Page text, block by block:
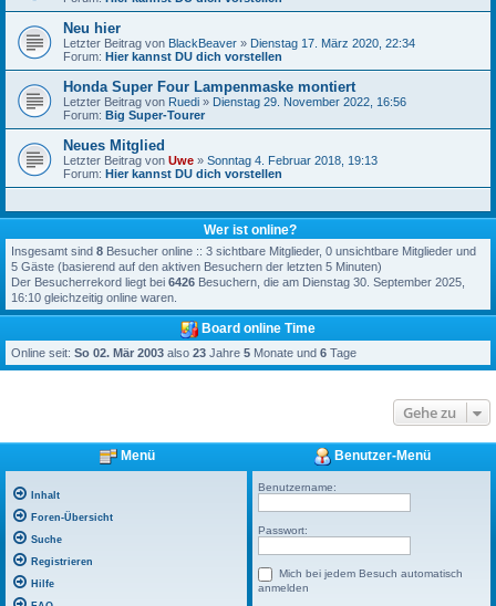
Neu hier
Letzter Beitrag von BlackBeaver » Dienstag 17. März 2020, 22:34
Forum: Hier kannst DU dich vorstellen
Honda Super Four Lampenmaske montiert
Letzter Beitrag von Ruedi » Dienstag 29. November 2022, 16:56
Forum: Big Super-Tourer
Neues Mitglied
Letzter Beitrag von Uwe » Sonntag 4. Februar 2018, 19:13
Forum: Hier kannst DU dich vorstellen
Wer ist online?
Insgesamt sind 8 Besucher online :: 3 sichtbare Mitglieder, 0 unsichtbare Mitglieder und
5 Gäste (basierend auf den aktiven Besuchern der letzten 5 Minuten)
Der Besucherrekord liegt bei 6426 Besuchern, die am Dienstag 30. September 2025,
16:10 gleichzeitig online waren.
Board online Time
Online seit: So 02. Mär 2003 also 23 Jahre 5 Monate und 6 Tage
Gehe zu
Menü
Inhalt
Foren-Übersicht
Suche
Registrieren
Hilfe
Benutzer-Menü
Benutzername:
Passwort:
Mich bei jedem Besuch automatisch
anmelden